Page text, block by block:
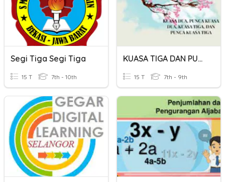
Segi Tiga Segi Tiga
15 T 7th - 10th
KUASA TIGA DAN PUNCA KUASA TIGA
15 T 7th - 9th